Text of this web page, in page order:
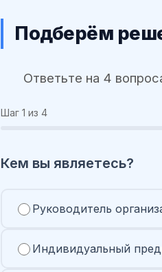
Подберём
Ответьте на 4
Шаг 1 из 4
Кем вы являетесь?
Руководитель
Индивидуальный